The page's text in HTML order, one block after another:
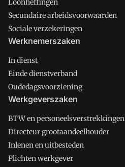
Loonheffingen
Secundaire arbeidsvoorwaarden
Sociale verzekeringen
Werknemerszaken
In dienst
Einde dienstverband
Oudedagsvoorziening
Werkgeverszaken
BTW en personeelsverstrekkingen
Directeur grootaandeelhouder
Inlenen en uitbesteden
Plichten werkgever